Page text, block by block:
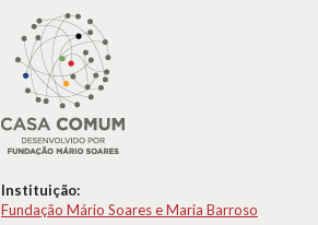
Instituição:
Fundação Mário Soares e Maria Barroso